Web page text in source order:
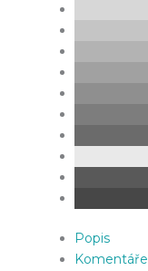
Popis
Komentáře